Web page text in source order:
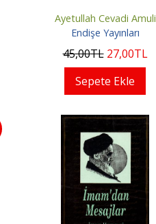
Ayetullah Cevadi Amuli
Endişe Yayınları
45,00TL 27,00TL
Sepete Ekle